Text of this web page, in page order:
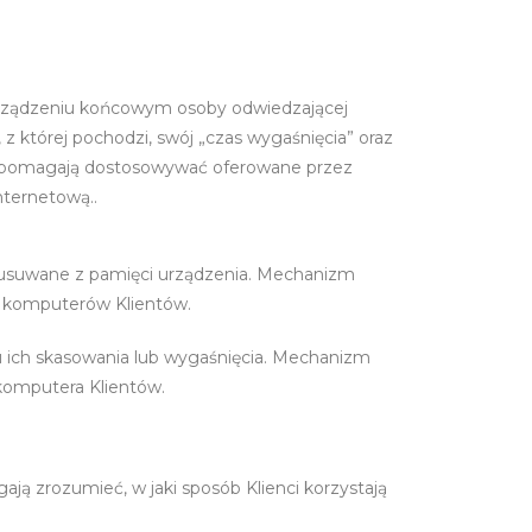
końcowym osoby odwiedzającej
pochodzi, swój „czas wygaśnięcia” oraz
dostosowywać oferowane przez
z pamięci urządzenia. Mechanizm
komputerów Klientów.
skasowania lub wygaśnięcia. Mechanizm
Klientów.
zrozumieć, w jaki sposób Klienci korzystają